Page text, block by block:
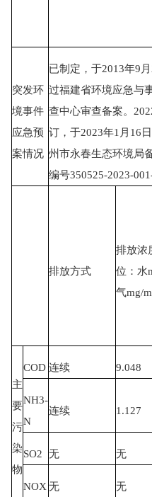
突发环
境事件
应急预
案情况
已制定，于2013年9
过福建省环境应急与
查中心审查备案。
订，于2023年1月16
州市永春生态环境局
编号350525-2023-
排放方式
排放浓
位：水
气mg/
主
要
污
染
物
COD 连续 9.048
NH3-
N
连续 1.127
SO2 无 无
NOX 无 无